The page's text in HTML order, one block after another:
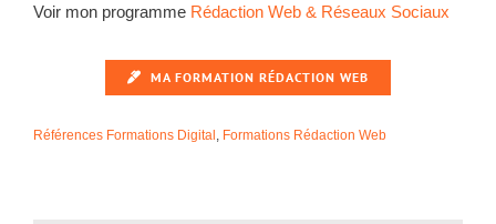
Voir mon programme Rédaction Web & Réseaux Sociaux
MA FORMATION RÉDACTION WEB
Références Formations Digital , Formations Rédaction Web